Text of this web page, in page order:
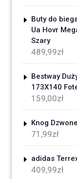
Buty do
Ua Hovr
Szary
489,99zł
Bestway
173X140
159,00zł
Knog
71,99zł
adidas
409,99zł